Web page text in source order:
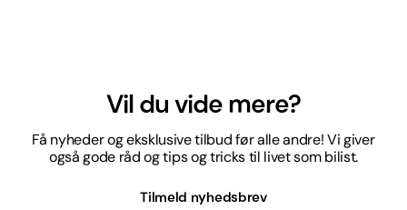
Vil du vide mere?
Få nyheder og eksklusive tilbud før alle andre! Vi giver
også gode råd og tips og tricks til livet som bilist.
Tilmeld nyhedsbrev